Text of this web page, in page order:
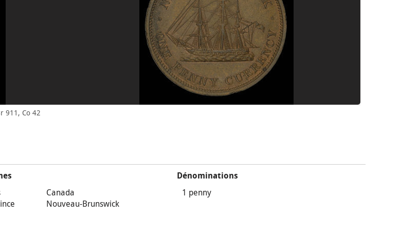
911, Co 42
Canada
Nouveau-Brunswick
Dénominations
1 penny